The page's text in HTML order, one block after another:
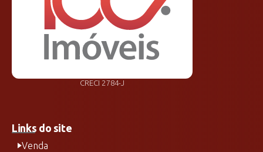
CRECI 2784-J
Links do site
Venda